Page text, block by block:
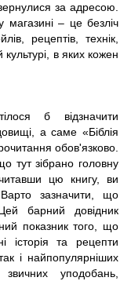
за адресою.
магазині – це безліч
рецептів, технік,
культурі, в яких кожен
б відзначити
а саме «Біблія
обов'язково.
тут зібрано головну
цю книгу, ви
зазначити, що
барний довідник
показник того, що
історія та рецепти
і найпопулярніших
уподобань,